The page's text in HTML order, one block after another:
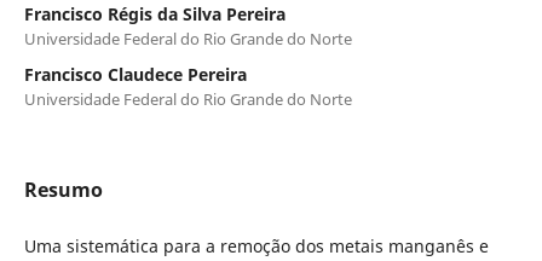
Francisco Régis da Silva Pereira
Universidade Federal do Rio Grande do Norte
Francisco Claudece Pereira
Universidade Federal do Rio Grande do Norte
Resumo
Uma sistemática para a remoção dos metais manganês e